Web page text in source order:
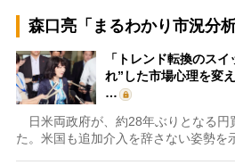
森口亮「まるわかり市況分析
「トレンド転換のス
れ”した市場心理を変
…
日米両政府が、約28年ぶりとなる円
た。米国も追加介入を辞さない姿勢を